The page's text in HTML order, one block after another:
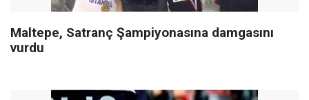
Maltepe, Satranç Şampiyonasına damgasını
vurdu